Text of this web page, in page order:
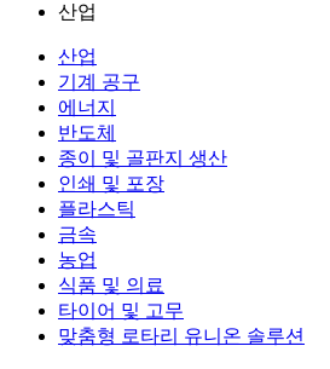
산업
산업
기계 공구
에너지
반도체
종이 및 골판지 생산
인쇄 및 포장
플라스틱
금속
농업
식품 및 의료
타이어 및 고무
맞춤형 로타리 유니온 솔루션